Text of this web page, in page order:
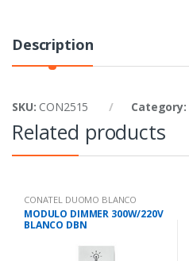
Description
SKU: CON2515 Category:
Related products
CONATEL DUOMO BLANCO
MODULO DIMMER 300W/220V
BLANCO DBN